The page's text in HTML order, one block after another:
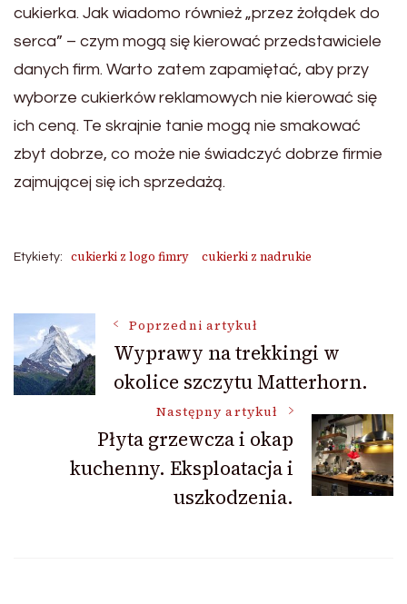
cukierka. Jak wiadomo również „przez żołądek do
serca” – czym mogą się kierować przedstawiciele
danych firm. Warto zatem zapamiętać, aby przy
wyborze cukierków reklamowych nie kierować się
ich ceną. Te skrajnie tanie mogą nie smakować
zbyt dobrze, co może nie świadczyć dobrze firmie
zajmującej się ich sprzedażą.
Etykiety: cukierki z logo fimry cukierki z nadrukie
Nawigacja
wpisu
Poprzedni artykuł
Wyprawy na trekkingi w
okolice szczytu Matterhorn.
Następny artykuł
Płyta grzewcza i okap
kuchenny. Eksploatacja i
uszkodzenia.